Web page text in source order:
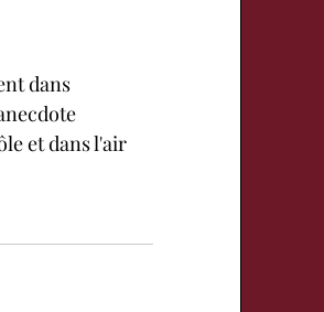
et dans l'air